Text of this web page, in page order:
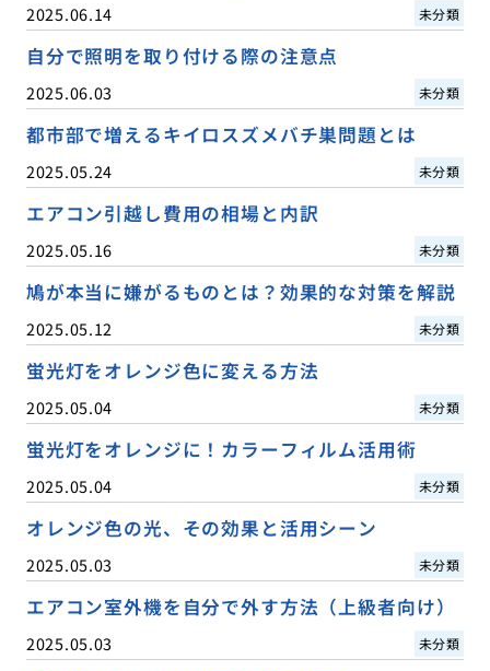
2025.06.14 未分類
自分で照明を取り付ける際の注意点
2025.06.03 未分類
都市部で増えるキイロスズメバチ巣問題とは
2025.05.24 未分類
エアコン引越し費用の相場と内訳
2025.05.16 未分類
鳩が本当に嫌がるものとは？効果的な対策を解説
2025.05.12 未分類
蛍光灯をオレンジ色に変える方法
2025.05.04 未分類
蛍光灯をオレンジに！カラーフィルム活用術
2025.05.04 未分類
オレンジ色の光、その効果と活用シーン
2025.05.03 未分類
エアコン室外機を自分で外す方法（上級者向け）
2025.05.03 未分類